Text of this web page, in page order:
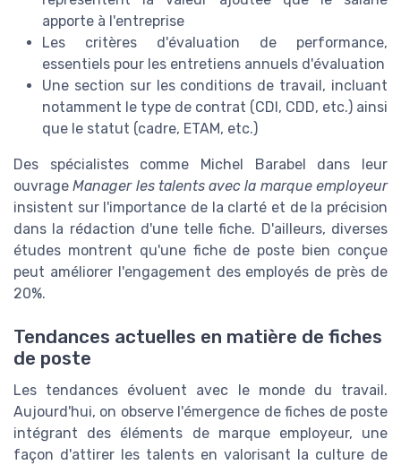
apporte à l'entreprise
Les critères d'évaluation de performance,
essentiels pour les entretiens annuels d'évaluation
Une section sur les conditions de travail, incluant
notamment le type de contrat (CDI, CDD, etc.) ainsi
que le statut (cadre, ETAM, etc.)
Des spécialistes comme Michel Barabel dans leur
ouvrageManager les talents avec la marque employeur
insistent sur l'importance de la clarté et de la précision
dans la rédaction d'une telle fiche. D'ailleurs, diverses
études montrent qu'une fiche de poste bien conçue
peut améliorer l'engagement des employés de près de
20%.
Tendances actuelles en matière de fiches
de poste
Les tendances évoluent avec le monde du travail.
Aujourd'hui, on observe l'émergence de fiches de poste
intégrant des éléments de marque employeur, une
façon d'attirer les talents en valorisant la culture de